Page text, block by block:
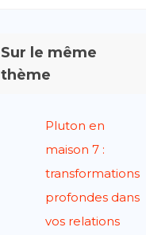
Sur le même
thème
Pluton en
maison 7 :
transformations
profondes dans
vos relations